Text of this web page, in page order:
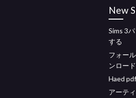
New
Sims 3
する
フォー
ンロー
Haed
アーテ